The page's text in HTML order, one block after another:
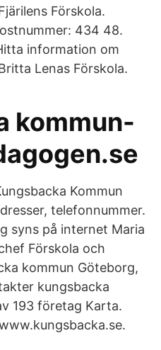
Förskola.
434 48.
information om
Lenas Förskola.
kommun-
Kommun
telefonnummer.
syns på internet Maria
Förskola och
kommun Göteborg,
kungsbacka
193 företag Karta.